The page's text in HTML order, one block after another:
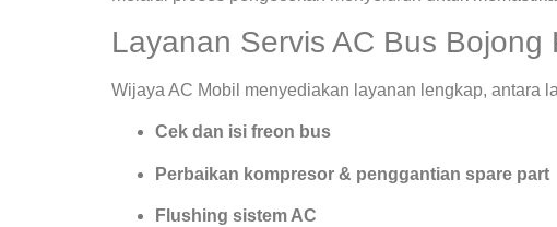
Layanan Servis AC Bus Bojong
Wijaya AC Mobil menyediakan layanan lengkap, antara
Cek dan isi freon bus
Perbaikan kompresor & penggantian spare part
Flushing sistem AC